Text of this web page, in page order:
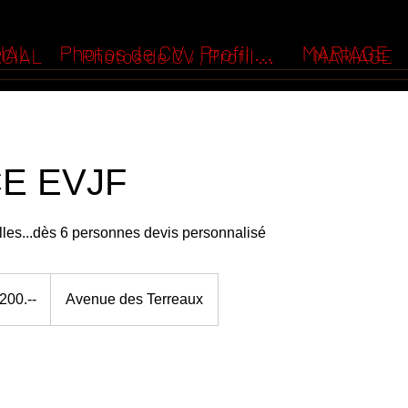
Photos de CV , Profil ... MARIAGE
Photos de CV , Profil ... MARIAGE
EVJF
6 personnes devis personnalisé
Avenue des Terreaux